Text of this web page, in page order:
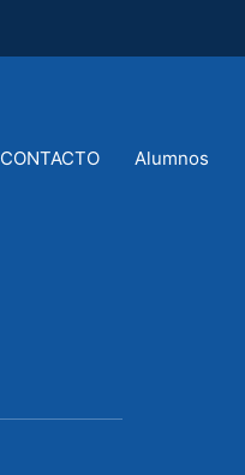
CONTACTO Alumnos